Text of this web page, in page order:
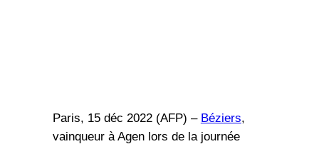
Paris, 15 déc 2022 (AFP) – Béziers,
vainqueur à Agen lors de la journée